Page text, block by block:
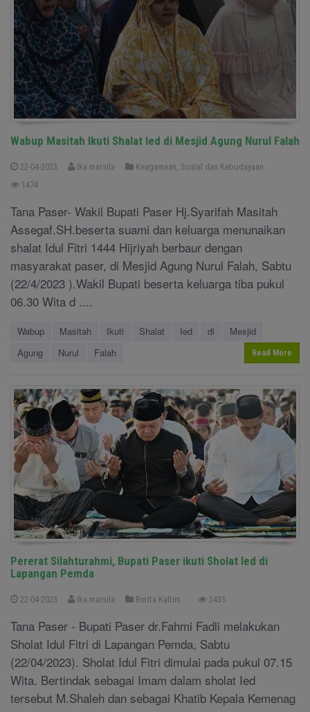
Wabup Masitah Ikuti Shalat Ied di Mesjid Agung Nurul Falah
22-04-2023 Ika marsila
Keagamaan, Sosial dan Kebudayaan
1474
Tana Paser- Wakil Bupati Paser Hj.Syarifah Masitah
Assegaf.SH.beserta suami dan keluarga menunaikan
shalat Idul Fitri 1444 Hijriyah berbaur dengan
masyarakat paser, di Mesjid Agung Nurul Falah, Sabtu
(22/4/2023 ).Wakil Bupati beserta keluarga tiba pukul
06.30 Wita d ....
Wabup Masitah Ikuti Shalat Ied di
Mesjid
Agung
Nurul Falah Read More
Pererat Silahturahmi, Bupati Paser ikuti Sholat Ied di
Lapangan Pemda
22-04-2023 Ika marsila Berita Kaltim 2435
Tana Paser - Bupati Paser dr.Fahmi Fadli melakukan
Sholat Idul Fitri di Lapangan Pemda, Sabtu
(22/04/2023). Sholat Idul Fitri dimulai pada pukul 07.15
Wita. Bertindak sebagai Imam dalam sholat Ied
tersebut M.Shaleh dan sebagai Khatib Kepala Kemenag